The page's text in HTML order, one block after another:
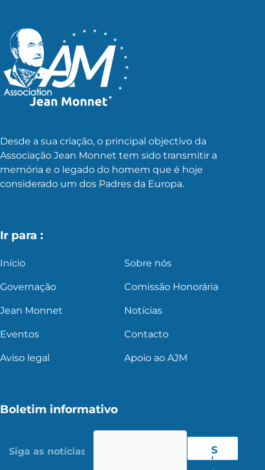
Desde a sua criação, o principal objectivo da
Associação Jean Monnet tem sido transmitir a
memória e o legado do homem que é hoje
considerado um dos Padres da Europa.
Ir para :
Início Sobre nós
Governação Comissão Honorária
Jean Monnet Notícias
Eventos Contacto
Aviso legal Apoio ao AJM
Boletim informativo
S
'